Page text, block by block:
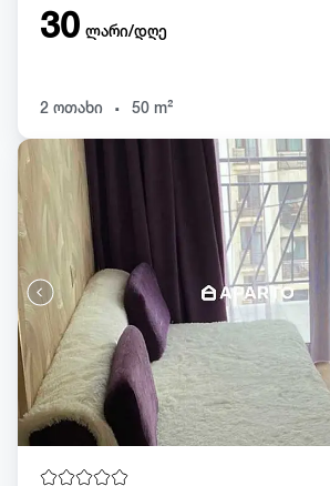
30 ლარი/დღე
2 ოთახი . 50 m²